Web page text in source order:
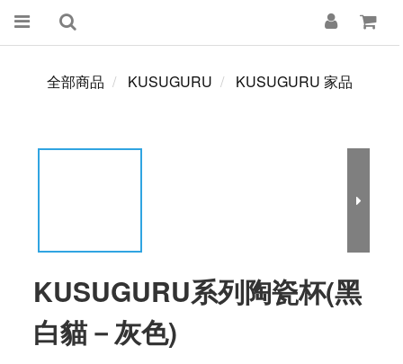
全部商品 KUSUGURU KUSUGURU 家品
KUSUGURU系列陶瓷杯(黑
白貓－灰色)